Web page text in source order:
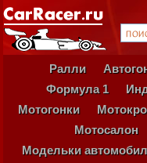
Ралли
Формула 1
Мотогонки
Мотосалон
Модельки